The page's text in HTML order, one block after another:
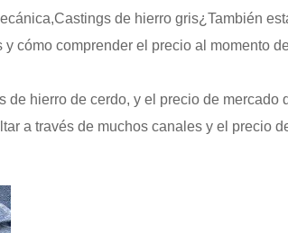
Castings de hierro gris¿También
cómo comprender el precio al momento
de hierro de cerdo, y el precio de
a través de muchos canales y el precio